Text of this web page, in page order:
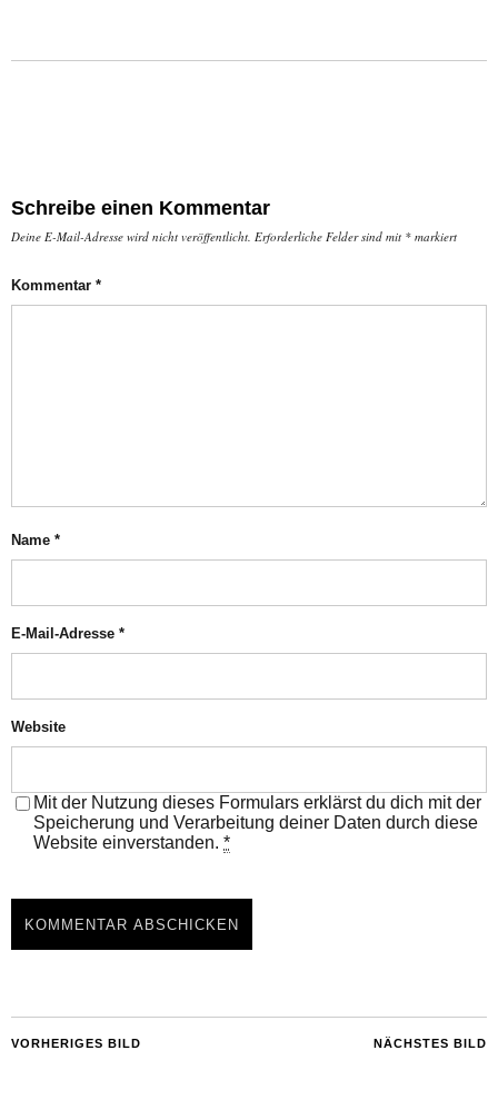
Schreibe einen Kommentar
Deine E-Mail-Adresse wird nicht veröffentlicht. Erforderliche Felder sind mit * markiert
Kommentar *
Name *
E-Mail-Adresse *
Website
Mit der Nutzung dieses Formulars erklärst du dich mit der
Speicherung und Verarbeitung deiner Daten durch diese
Website einverstanden. *
NÄCHSTES BILD
VORHERIGES BILD